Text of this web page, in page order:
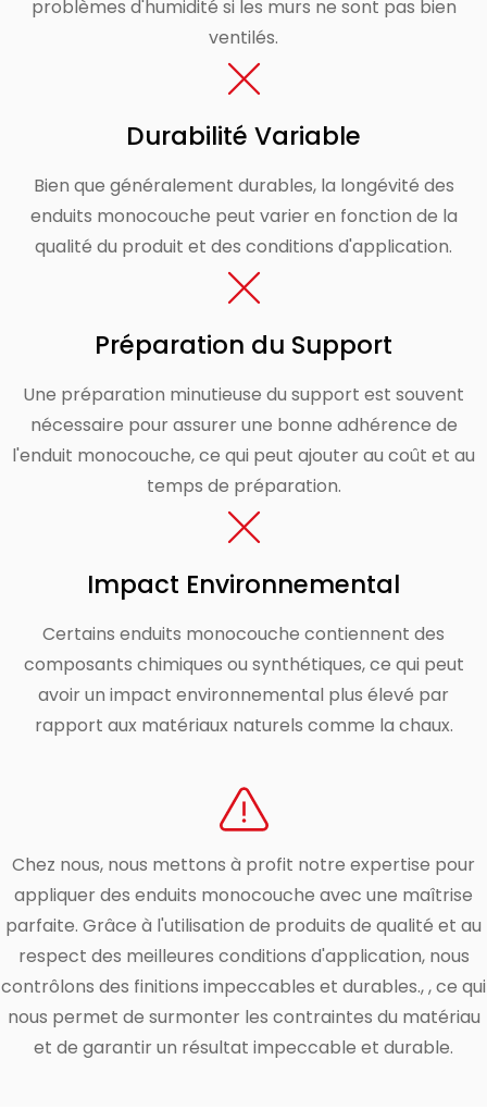
problèmes d'humidité si les murs ne sont pas bien
ventilés.
Durabilité Variable
Bien que généralement durables, la longévité des
enduits monocouche peut varier en fonction de la
qualité du produit et des conditions d'application.
Préparation du Support
Une préparation minutieuse du support est souvent
nécessaire pour assurer une bonne adhérence de
l'enduit monocouche, ce qui peut ajouter au coût et au
temps de préparation.
Impact Environnemental
Certains enduits monocouche contiennent des
composants chimiques ou synthétiques, ce qui peut
avoir un impact environnemental plus élevé par
rapport aux matériaux naturels comme la chaux.
Chez nous, nous mettons à profit notre expertise pour
appliquer des enduits monocouche avec une maîtrise
parfaite. Grâce à l'utilisation de produits de qualité et au
respect des meilleures conditions d'application, nous
contrôlons des finitions impeccables et durables., , ce qui
nous permet de surmonter les contraintes du matériau
et de garantir un résultat impeccable et durable.